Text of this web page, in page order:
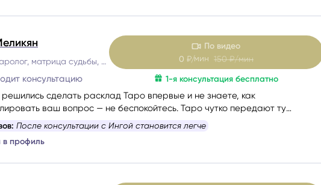
Таролог, матрица судьбы, астролог
консультацию
решились сделать расклад Таро впервые и не знаете, как
ваш вопрос — не беспокойтесь. Таро чутко передают ту
которая действительно стоит вашего внимания.
После консультации с Ингой становится легче
в профиль
По видео
0 ₽/мин150 ₽/мин
1-я консультация бесплатно